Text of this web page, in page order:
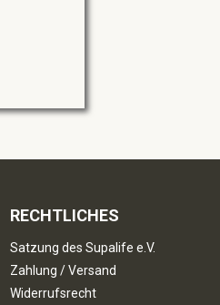
RECHTLICHES
Satzung des Supalife e.V.
Zahlung / Versand
Widerrufsrecht